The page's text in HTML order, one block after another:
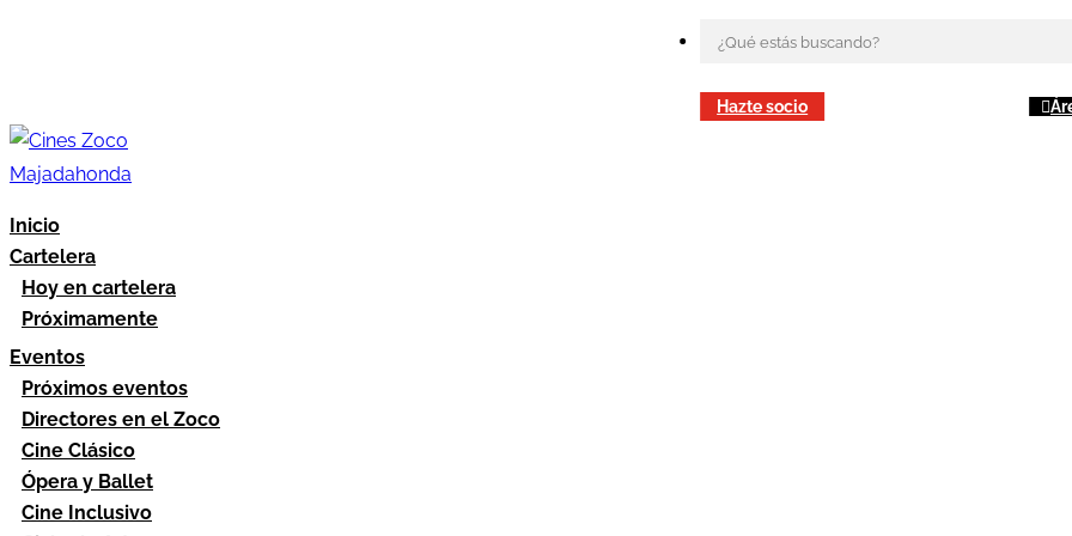
Hazte socio
Inicio
Cartelera
Hoy en cartelera
Próximamente
Eventos
Próximos eventos
Directores en el Zoco
Cine Clásico
Ópera y Ballet
Cine Inclusivo